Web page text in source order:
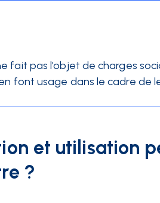
fait pas l’objet de charges
font usage dans le cadre de
et utilisation
?